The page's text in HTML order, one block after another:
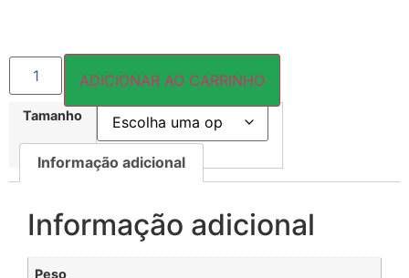
Tamanho
ADICIONAR AO CARRINHO
Informação adicional
Informação adicional
Peso